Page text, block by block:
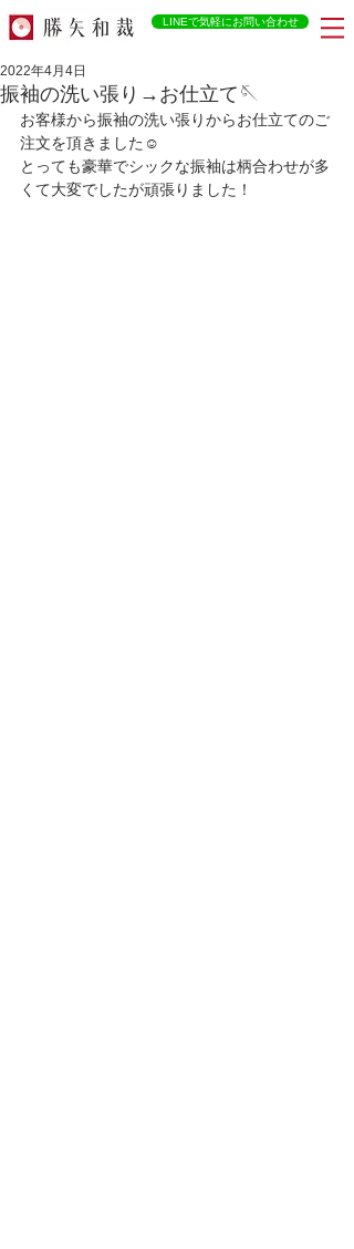
LINEで気軽にお問い合わせ
振袖の洗い張り→お仕立て🪡
2022年4月4日
お客様から振袖の洗い張りからお仕立てのご
注文を頂きました☺️
とっても豪華でシックな振袖は柄合わせが多
くて大変でしたが頑張りました！